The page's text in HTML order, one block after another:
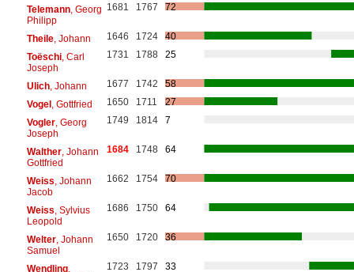
Telemann, Georg
Philipp
1681 1767 72
Theile, Johann 1646 1724
40
Toëschi, Carl
Joseph
1731 1788 25
Ulich, Johann 1677 1742
58
Vogel, Gottfried 1650 1711
27
Vogler, Georg
Joseph
1749 1814 7
Walther, Johann
Gottfried
1684 1748 64
Weiss , Johann
Jacob
1662 1754 70
Weiss , Sylvius
Leopold
1686 1750 64
Welter, Johann
Samuel
1650 1720 36
Wendling,
1723 1797 33